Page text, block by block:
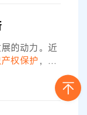
息共享机
，实现
知识
息互通
的动力。近
权保护，对
支撑能力。
导企业增加